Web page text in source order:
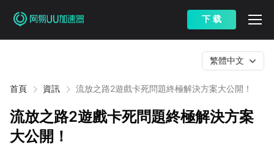
下 载
首頁 資訊 流放之路2遊戲卡死問題終極解決方案大公開！
繁體中文
流放之路2遊戲卡死問題終極解決方案
大公開！